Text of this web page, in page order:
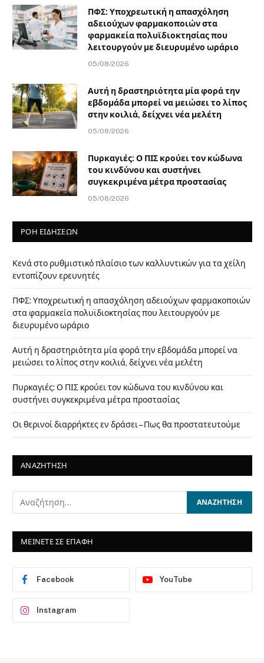
ΠΦΣ: Υποχρεωτική η απασχόληση
αδειούχων φαρμακοποιών στα
φαρμακεία πολυϊδιοκτησίας που
λειτουργούν με διευρυμένο ωράριο
05/08/2026
Αυτή η δραστηριότητα μία φορά την
εβδομάδα μπορεί να μειώσει το λίπος
στην κοιλιά, δείχνει νέα μελέτη
05/08/2026
Πυρκαγιές: Ο ΠΙΣ κρούει τον κώδωνα
του κινδύνου και συστήνει
συγκεκριμένα μέτρα προστασίας
05/08/2026
ΡΟΗ ΕΙΔΗΣΕΩΝ
Κενά στο ρυθμιστικό πλαίσιο των καλλυντικών για τα χείλη
εντοπίζουν ερευνητές
ΠΦΣ: Υποχρεωτική η απασχόληση αδειούχων φαρμακοποιών
στα φαρμακεία πολυϊδιοκτησίας που λειτουργούν με
διευρυμένο ωράριο
Αυτή η δραστηριότητα μία φορά την εβδομάδα μπορεί να
μειώσει το λίπος στην κοιλιά, δείχνει νέα μελέτη
Πυρκαγιές: Ο ΠΙΣ κρούει τον κώδωνα του κινδύνου και
συστήνει συγκεκριμένα μέτρα προστασίας
Οι θερινοί διαρρήκτες εν δράσει – Πως θα προστατευτούμε
ΑΝΑΖΗΤΗΣΗ
ΜΕΙΝΕΤΕ ΣΕ ΕΠΑΦΗ
Facebook YouTube
Instagram